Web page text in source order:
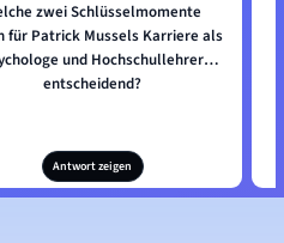
zwei Schlüsselmomente
für Patrick Mussels Karriere als
und Hochschullehrer
entscheidend?
Antwort zeigen